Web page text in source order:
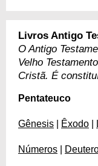
Livros Antigo
O Antigo
Velho
Cristã. É
Pentateuco
Gênesis Êxodo
Números